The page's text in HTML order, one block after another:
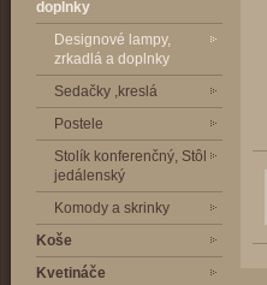
doplnky
Designové lampy,
zrkadlá a doplnky
Sedačky ,kreslá
Postele
Stolík konferenčný, Stôl
jedálenský
Komody a skrinky
Koše
Kvetináče